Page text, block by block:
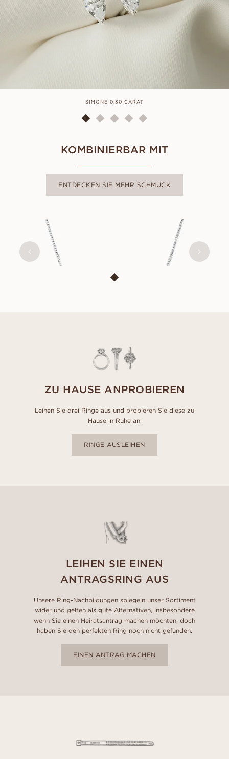
SIMONE 0.30 CARAT
KOMBINIERBAR MIT
ENTDECKEN SIE MEHR SCHMUCK
ZU HAUSE ANPROBIEREN
Leihen Sie drei Ringe aus und probieren Sie diese zu
Hause in Ruhe an.
RINGE AUSLEIHEN
LEIHEN SIE EINEN
ANTRAGSRING AUS
Unsere Ring-Nachbildungen spiegeln unser Sortiment
wider und gelten als gute Alternativen, insbesondere
wenn Sie einen Heiratsantrag machen möchten, doch
haben Sie den perfekten Ring noch nicht gefunden.
EINEN ANTRAG MACHEN